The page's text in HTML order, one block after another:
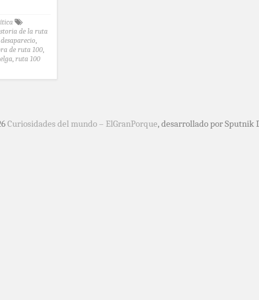
de la ruta
,
de ruta 100,
, ruta 100
Curiosidades del mundo – ElGranPorque, desarrollado por Sputnik